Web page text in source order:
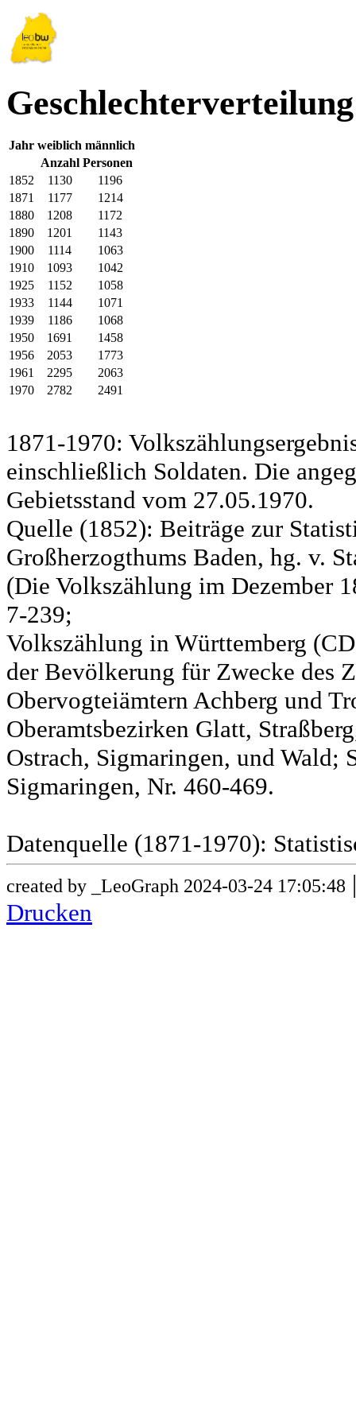
Jahr weiblich männlich
Anzahl Personen
1852
1130
1196
1871
1177
1214
1880
1208
1172
1890
1201
1143
1900
1114
1063
1910
1093
1042
1925
1152
1058
1933
1144
1071
1939
1186
1068
1950
1691
1458
1956
2053
1773
1961
2295
2063
1970
2782 2491
1871-1970:
einschließlich Soldaten. Die
Gebietsstand vom 27.05.1970.
Quelle (1852): Beiträge zur
Großherzogthums Baden, hg. v.
(Die Volkszählung im Dezember
7-239;
Volkszählung in Württemberg
der Bevölkerung für Zwecke des
Obervogteiämtern Achberg und
Oberamtsbezirken Glatt,
Ostrach, Sigmaringen, und Wald;
Sigmaringen, Nr. 460-469.
Datenquelle (1871-1970):
created by _LeoGraph 2024-03-24 17:05:48
Drucken